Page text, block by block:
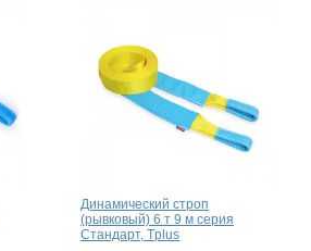
Динамический строп
(рывковый) 6 т 9 м серия
Стандарт, Tplus